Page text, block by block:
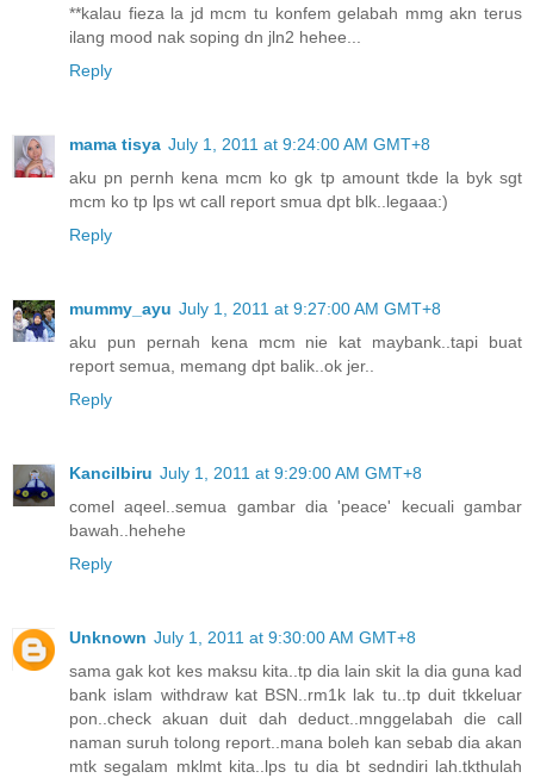
**kalau fieza la jd mcm tu konfem gelabah mmg akn terus
ilang mood nak soping dn jln2 hehee...
Reply
mama tisya July 1, 2011 at 9:24:00 AM GMT+8
aku pn pernh kena mcm ko gk tp amount tkde la byk sgt
mcm ko tp lps wt call report smua dpt blk..legaaa:)
Reply
mummy_ayu July 1, 2011 at 9:27:00 AM GMT+8
aku pun pernah kena mcm nie kat maybank..tapi buat
report semua, memang dpt balik..ok jer..
Reply
Kancilbiru July 1, 2011 at 9:29:00 AM GMT+8
comel aqeel..semua gambar dia 'peace' kecuali gambar
bawah..hehehe
Reply
Unknown July 1, 2011 at 9:30:00 AM GMT+8
sama gak kot kes maksu kita..tp dia lain skit la dia guna kad
bank islam withdraw kat BSN..rm1k lak tu..tp duit tkkeluar
pon..check akuan duit dah deduct..mnggelabah die call
naman suruh tolong report..mana boleh kan sebab dia akan
mtk segalam mklmt kita..lps tu dia bt sedndiri lah.tkthulah